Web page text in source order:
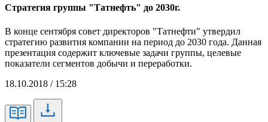
Стратегия группы "Татнефть" до 2030г.
В конце сентября совет директоров "Татнефти" утвердил
стратегию развития компании на период до 2030 года. Данная
презентация содержит ключевые задачи группы, целевые
показатели сегментов добычи и переработки.
18.10.2018 / 15:28